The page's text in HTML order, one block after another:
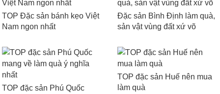
TOP Đặc sản bánh kẹo Việt
Nam ngon nhất
Đặc sản Bình Định làm quà,
sản vật vùng đất xứ võ
TOP đặc sản Phú Quốc
TOP đặc sản Huế nên mua
làm quà